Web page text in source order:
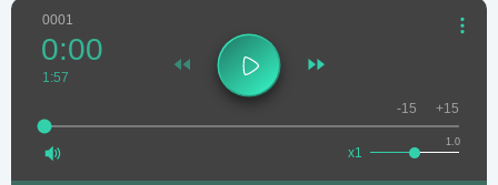
0001
0:00
1:57
1.0
x1
-15 +15